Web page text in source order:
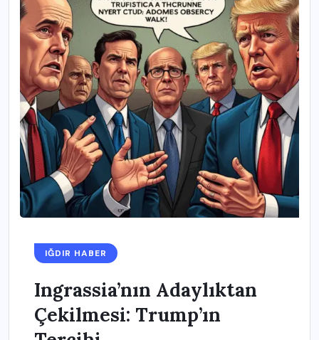
IĞDIR HABER
Ingrassia’nın Adaylıktan
Çekilmesi: Trump’ın